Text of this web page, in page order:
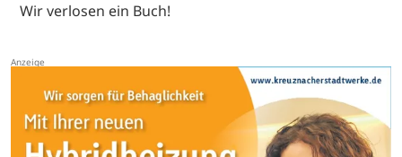
Wir verlosen ein Buch!